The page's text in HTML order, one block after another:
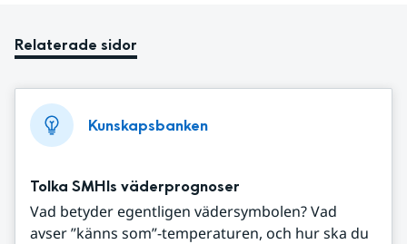
Relaterade sidor
Kunskapsbanken
Tolka SMHIs väderprognoser
Vad betyder egentligen vädersymbolen? Vad
avser ”känns som”-temperaturen, och hur ska du